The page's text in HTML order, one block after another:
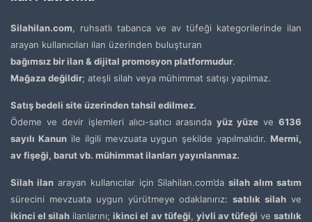
Silahilan.com, ruhsatlı tabanca ve av tüfeği kategorilerinde ilan
arayan kullanıcıları ilan üzerinden buluşturan
bağımsız bir ilan & dijital promosyon platformudur.
Mağaza değildir; ateşli silah veya mühimmat satışı yapılmaz.
Satış bedeli site üzerinden tahsil edilmez.
Ödeme ve devir işlemleri alıcı-satıcı arasındayüz yüze ve6136
sayılı Kanunile ilgili mevzuata uygun şekilde yapılmalıdır. Mermi,
av fişeği, barut vb. mühimmat ilanları yayınlanmaz.
Silah ilanarayan kullanıcılar için Silahilan.com’dasilah alım satım
sürecini mevzuata uygun yürütmeye odaklanırız:satılık silah ve
ikinci el silah ilanlarını;ikinci el av tüfeği, yivli av tüfeği vesatılık